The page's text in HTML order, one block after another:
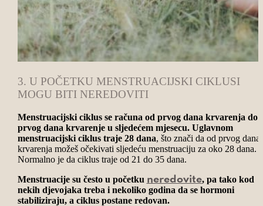
3. U POČETKU MENSTRUACIJSKI CIKLUSI
MOGU BITI NEREDOVITI
Menstruacijski ciklus se računa od prvog dana krvarenja do
prvog dana krvarenje u sljedećem mjesecu. Uglavnom
menstruacijski ciklus traje 28 dana, što znači da od prvog dana
krvarenja možeš očekivati sljedeću menstruaciju za oko 28 dana.
Normalno je da ciklus traje od 21 do 35 dana.
Menstruacije su često u početku neredovite, pa tako kod
nekih djevojaka treba i nekoliko godina da se hormoni
stabiliziraju, a ciklus postane redovan.